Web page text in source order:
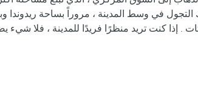
في وسط المدينة ، مروراً بساحة ريدوندا